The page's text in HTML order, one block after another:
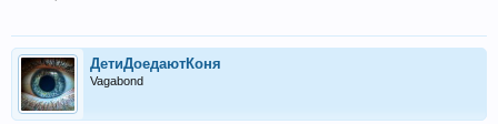
ДетиДоедаютКоня
Vagabond